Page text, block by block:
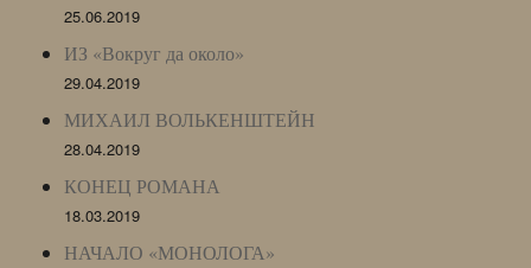
25.06.2019
ИЗ «Вокруг да около»
29.04.2019
МИХАИЛ ВОЛЬКЕНШТЕЙН
28.04.2019
КОНЕЦ РОМАНА
18.03.2019
НАЧАЛО «МОНОЛОГА»